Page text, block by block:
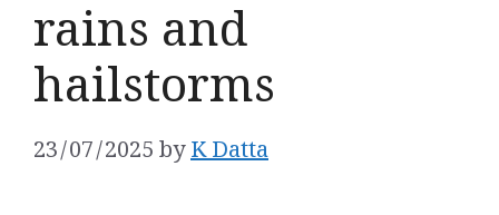
rains and
hailstorms
23/07/2025byK Datta